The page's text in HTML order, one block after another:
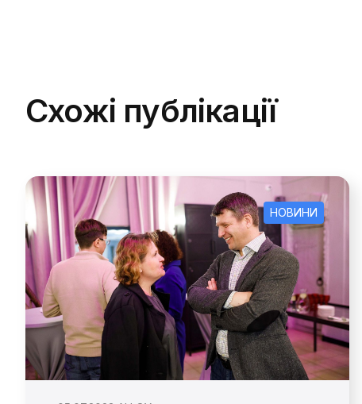
Схожі публікації
НОВИНИ